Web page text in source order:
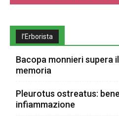
l’Erborista
Bacopa monnieri supera
memoria
Pleurotus ostreatus:
infiammazione